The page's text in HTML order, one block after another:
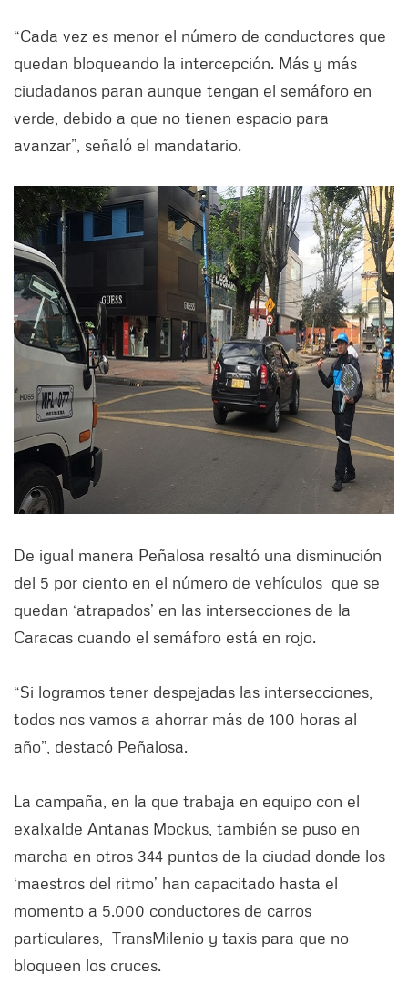
“Cada vez es menor el número de conductores que
quedan bloqueando la intercepción. Más y más
ciudadanos paran aunque tengan el semáforo en
verde, debido a que no tienen espacio para
avanzar”, señaló el mandatario.
De igual manera Peñalosa resaltó una disminución
del 5 por ciento en el número de vehículos que se
quedan ‘atrapados’ en las intersecciones de la
Caracas cuando el semáforo está en rojo.
“Si logramos tener despejadas las intersecciones,
todos nos vamos a ahorrar más de 100 horas al
año”, destacó Peñalosa.
La campaña, en la que trabaja en equipo con el
exalxalde Antanas Mockus, también se puso en
marcha en otros 344 puntos de la ciudad donde los
‘maestros del ritmo’ han capacitado hasta el
momento a 5.000 conductores de carros
particulares, TransMilenio y taxis para que no
bloqueen los cruces.